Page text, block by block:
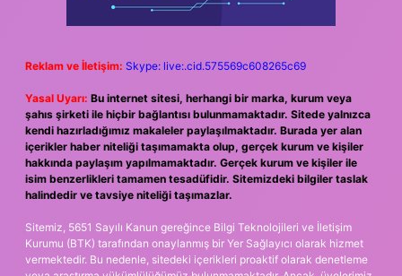
Reklam ve İletişim: Skype: live:.cid.575569c608265c69
Yasal Uyarı: Bu internet sitesi, herhangi bir marka, kurum veya
şahıs şirketi ile hiçbir bağlantısı bulunmamaktadır. Sitede yalnızca
kendi hazırladığımız makaleler paylaşılmaktadır. Burada yer alan
içerikler haber niteliği taşımamakta olup, gerçek kurum ve kişiler
hakkında paylaşım yapılmamaktadır. Gerçek kurum ve kişiler ile
isim benzerlikleri tamamen tesadüfidir. Sitemizdeki bilgiler taslak
halindedir ve tavsiye niteliği taşımazlar.
Sitemiz, 5651 Sayılı Kanun gereğince Bilgi Teknolojileri ve İletişim
Kurumu (BTK) tarafından onaylanmış bir Yer Sağlayıcı olarak hizmet
vermektedir. Bu nedenle, sitedeki içerikleri proaktif olarak denetleme